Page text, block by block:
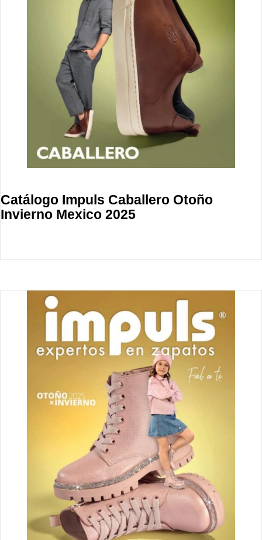
Catálogo Impuls Caballero Otoño
Invierno Mexico 2025